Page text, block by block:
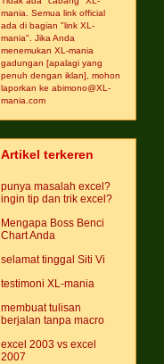
mania. Semua link official
ada di bagian "link XL-
mania". Jika Anda
menemukan XL-mania
gadungan [apalagi yang
penuh dengan iklan], mohon
laporkan ke abimono@XL-
mania.com
Artikel terkeren
punya masalah excel?
ingin tip dan trik excel?
Mengapa Boss Benci
Chart Anda
selamat tinggal Siti Vi
testimoni XL-mania
membuat tulisan
berjalan tanpa macro
excel 2003 vs excel
2007